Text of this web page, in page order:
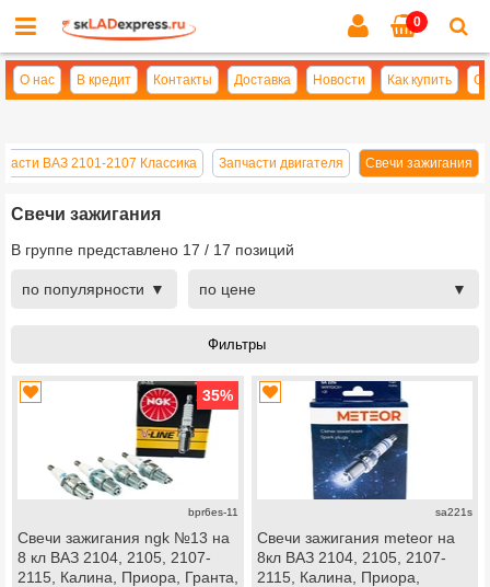
0
О нас В кредит Контакты Доставка Новости Как купить
ВАЗ 2101-2107 Классика Запчасти двигателя Свечи зажигания
Свечи зажигания
В группе представлено 17 / 17 позиций
по популярности по цене
35%
bpr6es-11
Свечи зажигания ngk №13 на
8 кл ВАЗ 2104, 2105, 2107-
2115, Калина, Приора, Гранта,
sa221s
Свечи зажигания meteor на
8кл ВАЗ 2104, 2105, 2107-
2115, Калина, Приора,